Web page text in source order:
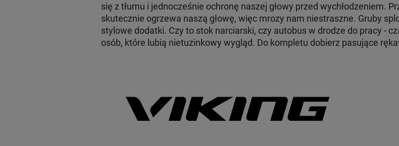
się z tłumu i jednocześnie ochronę naszej głowy przed wychłodzeniem.
skutecznie ogrzewa naszą głowę, więc mrozy nam niestraszne. Gruby
stylowe dodatki. Czy to stok narciarski, czy autobus w drodze do pracy -
osób, które lubią nietuzinkowy wygląd. Do kompletu dobierz pasujące